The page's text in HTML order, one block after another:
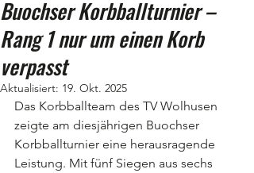
Buochser Korbballturnier –
Rang 1 nur um einen Korb
verpasst
Aktualisiert: 19. Okt. 2025
Das Korbballteam des TV Wolhusen
zeigte am diesjährigen Buochser
Korbballturnier eine herausragende
Leistung. Mit fünf Siegen aus sechs